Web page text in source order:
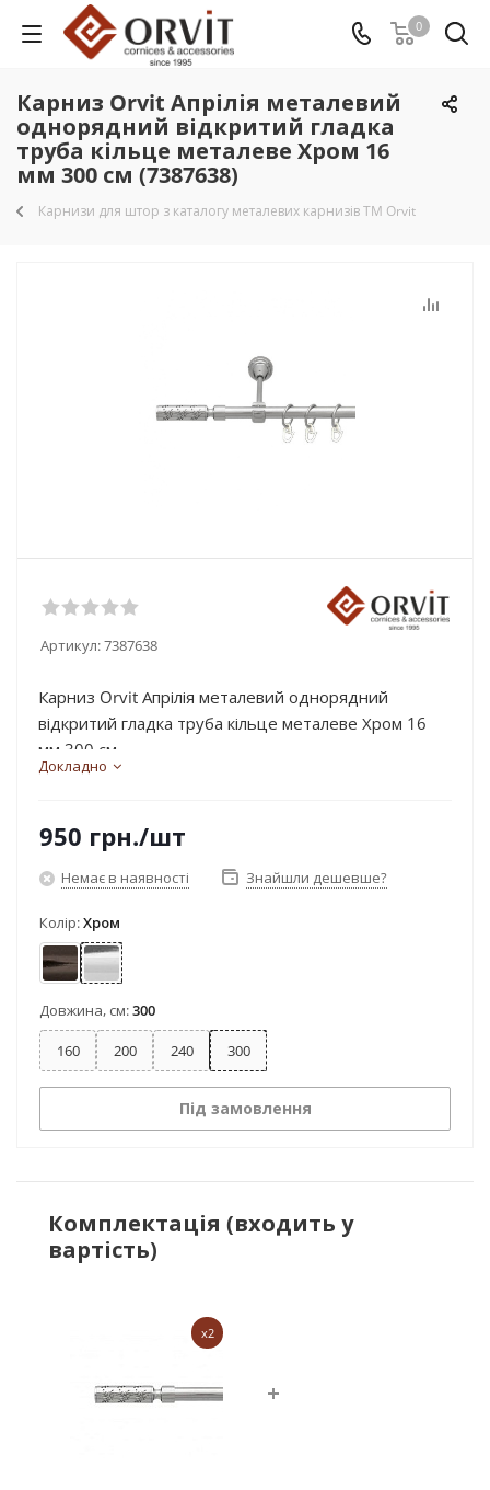
0
Карниз Orvit Апрілія металевий
однорядний відкритий гладка
труба кільце металеве Хром 16
мм 300 см (7387638)
Карнизи для штор з каталогу металевих карнизів TM Orvit
Артикул:7387638
Карниз Orvit Апрілія металевий однорядний
відкритий гладка труба кільце металеве Хром 16
мм 300 см...
Докладно
950 грн./шт
Немає в наявності Знайшли дешевше?
Колір:Хром
Онікс Хром
Довжина, см:300
160 200 240 300
Під замовлення
Комплектація (входить у
вартість)
x2